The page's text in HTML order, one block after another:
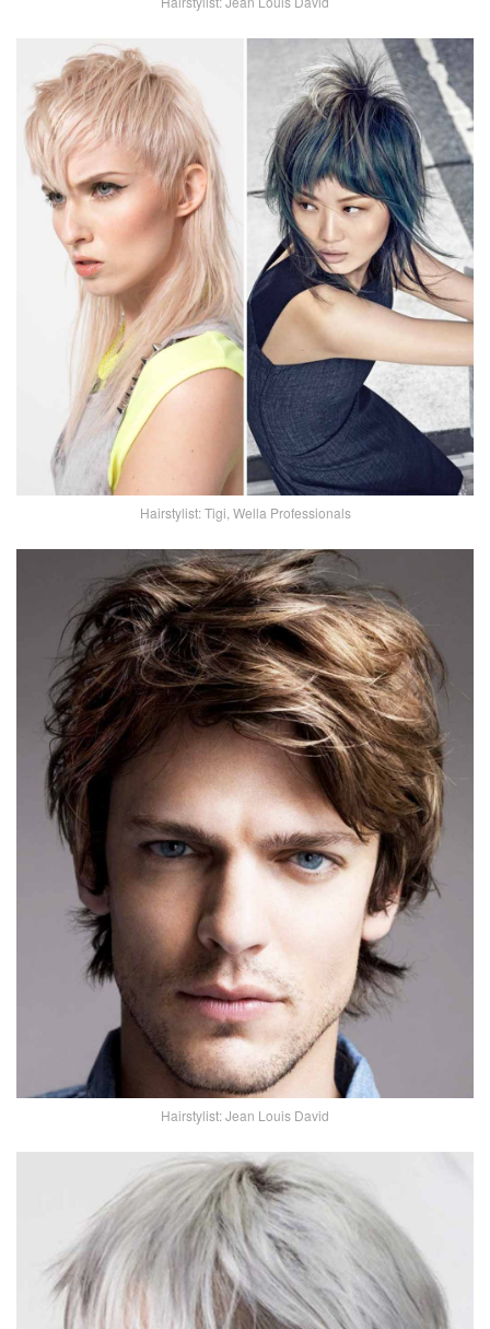
Hairstylist: Tigi, Wella Professionals
Hairstylist: Jean Louis David